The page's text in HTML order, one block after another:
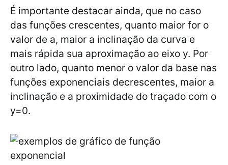
É importante destacar ainda, que no caso
das funções crescentes, quanto maior for o
valor de a, maior a inclinação da curva e
mais rápida sua aproximação ao eixo y. Por
outro lado, quanto menor o valor da base nas
funções exponenciais decrescentes, maior a
inclinação e a proximidade do traçado com o
y=0.